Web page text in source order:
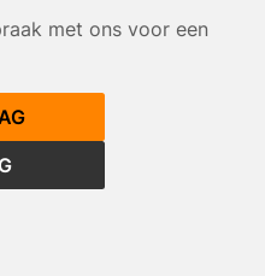
met ons voor een